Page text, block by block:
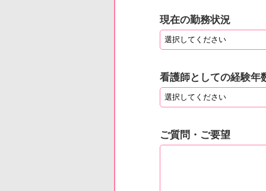
現在の勤務状況
看護師としての経験年
ご質問・ご要望